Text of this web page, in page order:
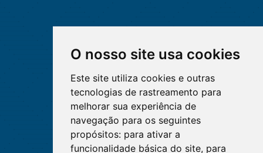
O nosso site usa cookies
Este site utiliza cookies e outras
tecnologias de rastreamento para
melhorar sua experiência de
navegação para os seguintes
propósitos: para ativar a
funcionalidade básica do site, para